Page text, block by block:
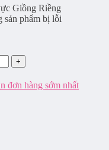
Giồng Riềng
sản phẩm bị lỗi
đơn hàng sớm nhất